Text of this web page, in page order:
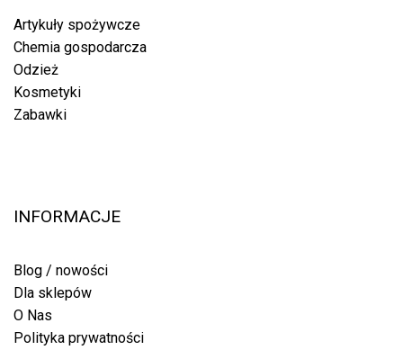
Artykuły spożywcze
Chemia gospodarcza
Odzież
Kosmetyki
Zabawki
INFORMACJE
Blog / nowości
Dla sklepów
O Nas
Polityka prywatności